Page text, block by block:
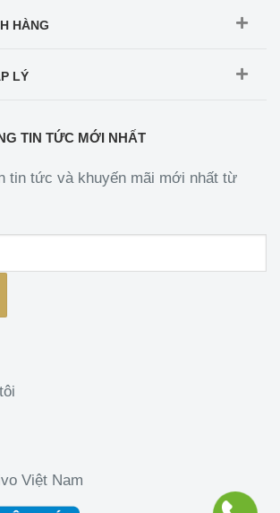
HÀNG
LÝ
TIN TỨC MỚI NHẤT
tin tức và khuyến mãi mới nhất từ
Việt Nam